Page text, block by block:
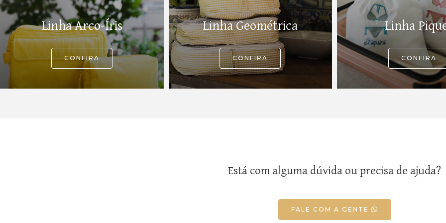
Linha Arco-Íris
CONFIRA
Linha Geométrica
CONFIRA
Linha
CONFIRA
Está com alguma dúvida ou precisa de ajuda?
FALE COM A GENTE